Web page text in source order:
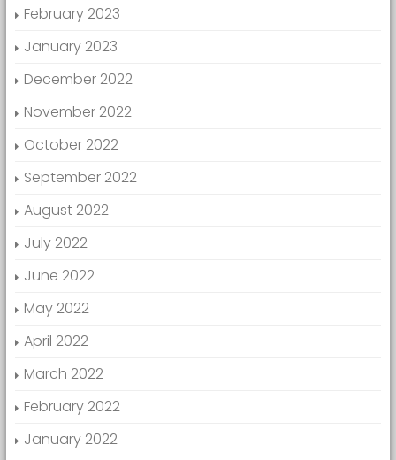
February 2023
January 2023
December 2022
November 2022
October 2022
September 2022
August 2022
July 2022
June 2022
May 2022
April 2022
March 2022
February 2022
January 2022